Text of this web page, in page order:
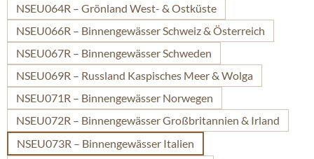
NSEU064R – Grönland West- & Ostküste
NSEU066R – Binnengewässer Schweiz & Österreich
NSEU067R – Binnengewässer Schweden
NSEU069R – Russland Kaspisches Meer & Wolga
NSEU071R – Binnengewässer Norwegen
NSEU072R – Binnengewässer Großbritannien & Irland
NSEU073R – Binnengewässer Italien